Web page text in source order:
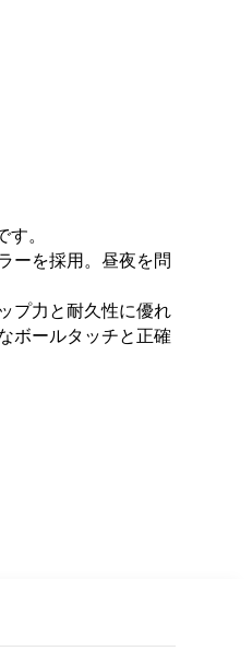
。
ーを採用。昼夜を問
プ力と耐久性に優れ
ボールタッチと正確